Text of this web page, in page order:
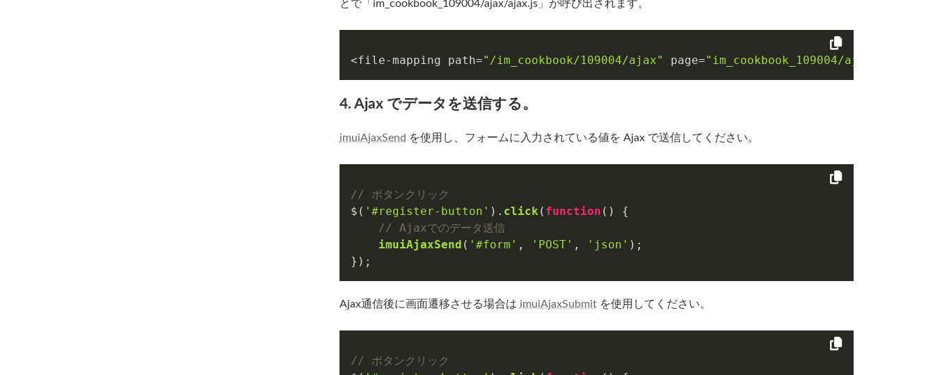
とで「im_cookbook_109004/ajax/ajax.js」が呼び出されます。
<file-mapping path="/im_cookbook/109004/ajax" page="im_cookbook_109004/ajax/ajax"
4. Ajax でデータを送信する。
imuiAjaxSend を使用し、フォームに入力されている値を Ajax で送信してください。
// ボタンクリック
$( '#register-button' ). click ( function ( ) {
// Ajaxでのデータ送信
imuiAjaxSend ( '#form' , 'POST' , 'json' );
});
Ajax通信後に画面遷移させる場合は imuiAjaxSubmitを使用してください。
// ボタンクリック